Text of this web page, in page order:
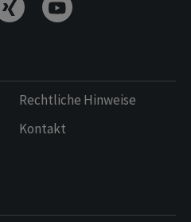
Rechtliche Hinweise
Kontakt